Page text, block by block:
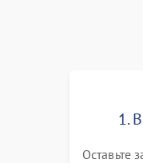
1.
Оставьте